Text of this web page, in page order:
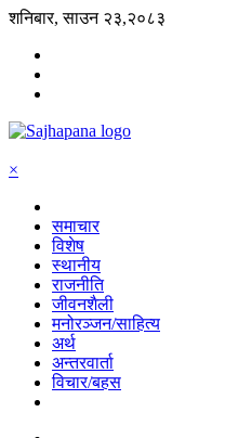
शनिबार, साउन २३,२०८३
×
समाचार
विशेष
स्थानीय
राजनीति
जीवनशैली
मनोरञ्जन/साहित्य
अर्थ
अन्तरवार्ता
विचार/बहस